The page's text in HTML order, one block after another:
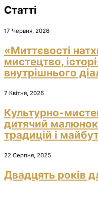
Статті
17 Червня, 2026
«Миттєвості
мистецтво,
внутрішнього
7 Квітня, 2026
Культурно-
дитячий малюнок
традицій і
22 Серпня, 2025
Двадцять років